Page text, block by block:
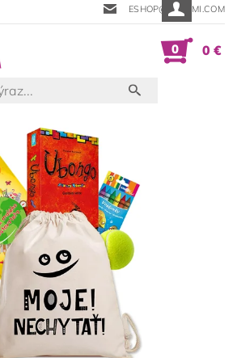
ESHOP@SDETMI.COM
0 0 €